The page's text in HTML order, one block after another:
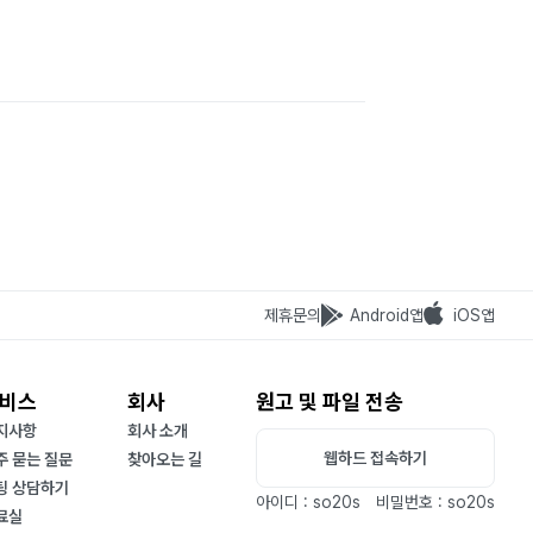
제휴문의 Android앱 iOS앱
스
사항
묻는 질문
상담하기
실
회사
회사 소개
찾아오는 길
원고 및 파일 전송
웹하드 접속하기
아이디 : so20s 비밀번호 : so20s